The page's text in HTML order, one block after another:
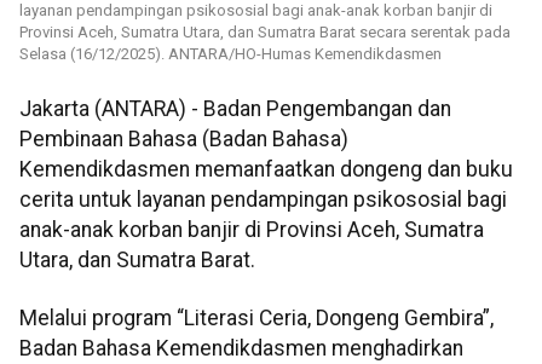
layanan pendampingan psikososial bagi anak-anak korban banjir di
Provinsi Aceh, Sumatra Utara, dan Sumatra Barat secara serentak pada
Selasa (16/12/2025). ANTARA/HO-Humas Kemendikdasmen
Jakarta (ANTARA) - Badan Pengembangan dan
Pembinaan Bahasa (Badan Bahasa)
Kemendikdasmen memanfaatkan dongeng dan buku
cerita untuk layanan pendampingan psikososial bagi
anak-anak korban banjir di Provinsi Aceh, Sumatra
Utara, dan Sumatra Barat.
Melalui program “Literasi Ceria, Dongeng Gembira”,
Badan Bahasa Kemendikdasmen menghadirkan